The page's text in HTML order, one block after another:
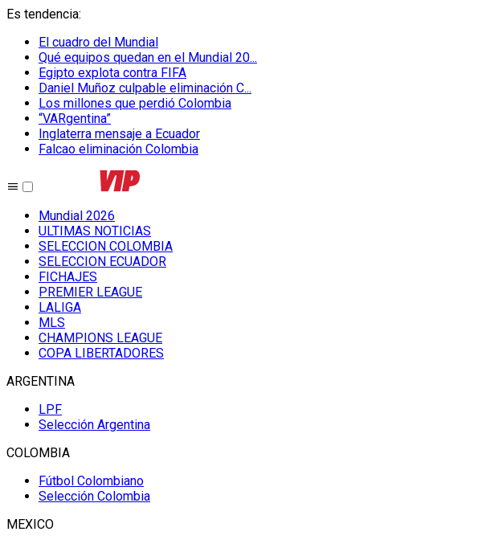
Es tendencia:
El cuadro del Mundial
Qué equipos quedan en el Mundial 20...
Egipto explota contra FIFA
Daniel Muñoz culpable eliminación C...
Los millones que perdió Colombia
“VARgentina”
Inglaterra mensaje a Ecuador
Falcao eliminación Colombia
Mundial 2026
ULTIMAS NOTICIAS
SELECCION COLOMBIA
SELECCION ECUADOR
FICHAJES
PREMIER LEAGUE
LALIGA
MLS
CHAMPIONS LEAGUE
COPA LIBERTADORES
ARGENTINA
LPF
Selección Argentina
COLOMBIA
Fútbol Colombiano
Selección Colombia
MEXICO